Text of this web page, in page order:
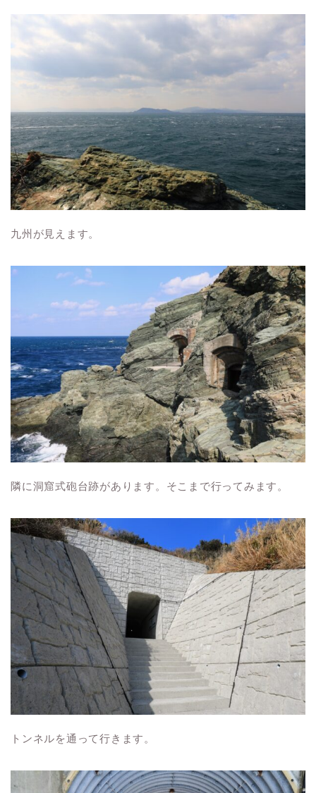
九州が見えます。
隣に洞窟式砲台跡があります。そこまで行ってみます。
トンネルを通って行きます。